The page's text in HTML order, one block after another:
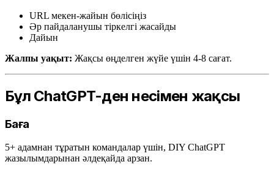
URL мекен-жайын бөлісіңіз
Әр пайдаланушы тіркелгі жасайды
Дайын
Жалпы уақыт: Жақсы өңделген жүйе үшін 4-8 сағат.
Бұл ChatGPT-ден несімен жақсы
Баға
5+ адамнан тұратын командалар үшін, DIY ChatGPT
жазылымдарынан әлдеқайда арзан.